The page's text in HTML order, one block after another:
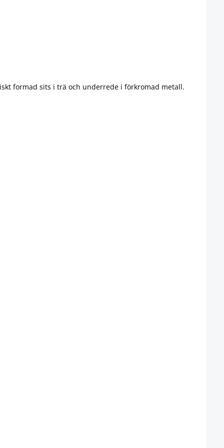
formad sits i trä och underrede i förkromad metall.